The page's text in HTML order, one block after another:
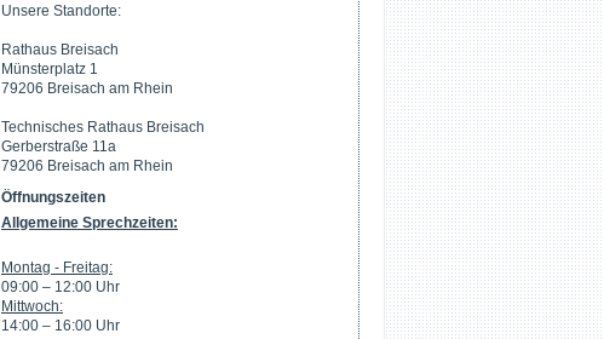
Unsere Standorte:
Rathaus Breisach
Münsterplatz 1
79206 Breisach am Rhein
Technisches Rathaus Breisach
Gerberstraße 11a
79206 Breisach am Rhein
Öffnungszeiten
Allgemeine Sprechzeiten:
Montag - Freitag:
09:00 – 12:00 Uhr
Mittwoch:
14:00 – 16:00 Uhr